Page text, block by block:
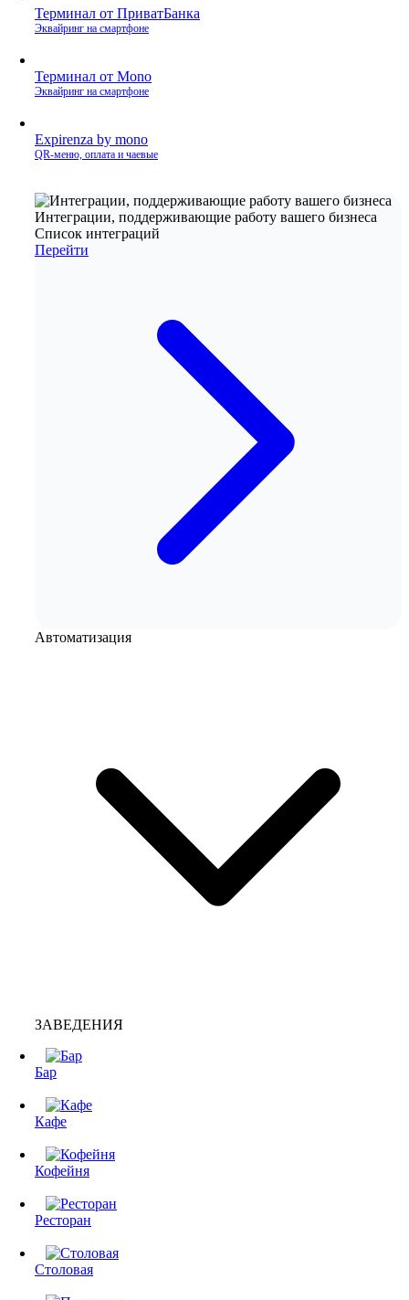
Терминал от ПриватБанка
Эквайринг на смартфоне
Терминал от Mono
Эквайринг на смартфоне
Expirenza by mono
QR‑меню, оплата и чаевые
Интеграции, поддерживающие работу вашего бизнеса
Список интеграций
Перейти
Автоматизация
ЗАВЕДЕНИЯ
Бар
Кафе
Кофейня
Ресторан
Столовая